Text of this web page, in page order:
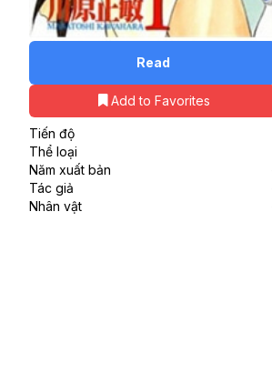
Read
Add to Favorites
Tiến độ
Thể loại
Năm xuất bản
Tác giả
Nhân vật